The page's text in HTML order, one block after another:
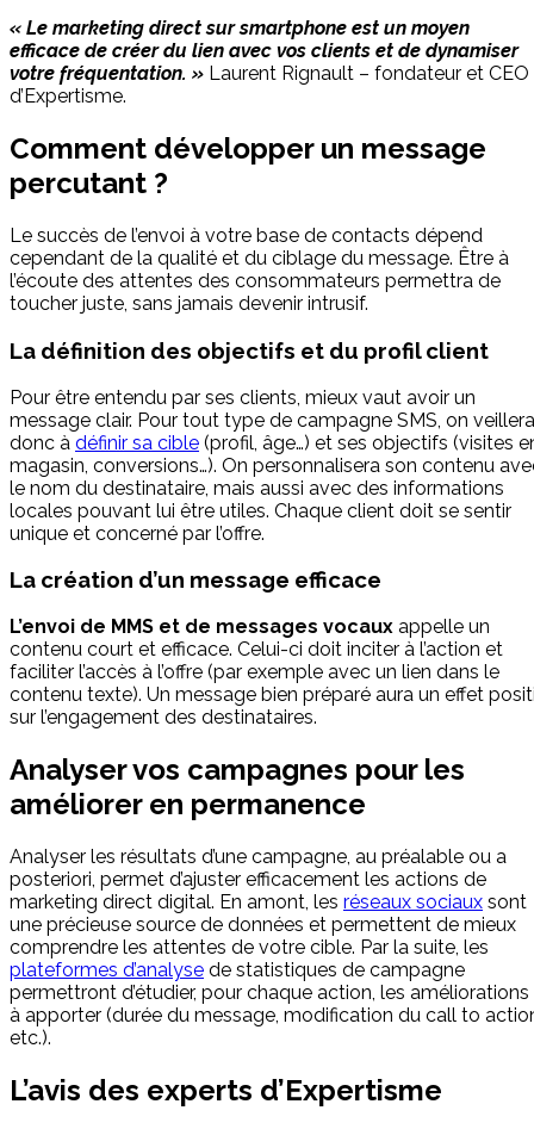
« Le marketing direct sur smartphone est un moyen
efficace de créer du lien avec vos clients et de dynamiser
votre fréquentation. » Laurent Rignault – fondateur et CEO
d’Expertisme.
Comment développer un message
percutant ?
Le succès de l’envoi à votre base de contacts dépend
cependant de la qualité et du ciblage du message. Être à
l’écoute des attentes des consommateurs permettra de
toucher juste, sans jamais devenir intrusif.
La définition des objectifs et du profil client
Pour être entendu par ses clients, mieux vaut avoir un
message clair. Pour tout type de campagne SMS, on veillera
donc à définir sa cible (profil, âge…) et ses objectifs (visites
magasin, conversions…). On personnalisera son contenu
le nom du destinataire, mais aussi avec des informations
locales pouvant lui être utiles. Chaque client doit se sentir
unique et concerné par l’offre.
La création d’un message efficace
L’envoi de MMS et de messages vocaux appelle un
contenu court et efficace. Celui-ci doit inciter à l’action et
faciliter l’accès à l’offre (par exemple avec un lien dans le
contenu texte). Un message bien préparé aura un effet
sur l’engagement des destinataires.
Analyser vos campagnes pour les
améliorer en permanence
Analyser les résultats d’une campagne, au préalable ou a
posteriori, permet d’ajuster efficacement les actions de
marketing direct digital. En amont, les réseaux sociaux sont
une précieuse source de données et permettent de mieux
comprendre les attentes de votre cible. Par la suite, les
plateformes d’analyse de statistiques de campagne
permettront d’étudier, pour chaque action, les améliorations
à apporter (durée du message, modification du call to
etc.).
L’avis des experts d’Expertisme